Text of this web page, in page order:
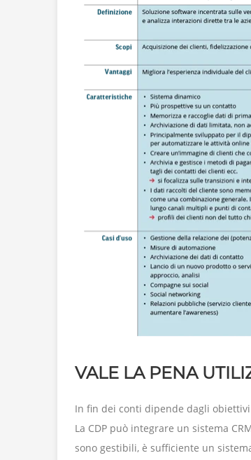
VALE LA PENA
In fin dei conti dipende dagli
La CDP può integrare un sistema
sono gestibili, è sufficiente un